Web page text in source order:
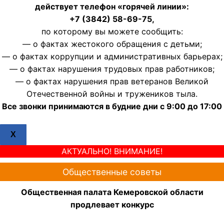
действует телефон «горячей линии»:
+7 (3842) 58-69-75,
по которому вы можете сообщить:
— о фактах жестокого обращения с детьми;
— о фактах коррупции и административных барьерах;
— о фактах нарушения трудовых прав работников;
— о фактах нарушения прав ветеранов Великой
Отечественной войны и тружеников тыла.
Все звонки принимаются в будние дни с 9:00 до 17:00
X
АКТУАЛЬНО! ВНИМАНИЕ!
Общественные советы
Общественная палата Кемеровской области
продлевает конкурс